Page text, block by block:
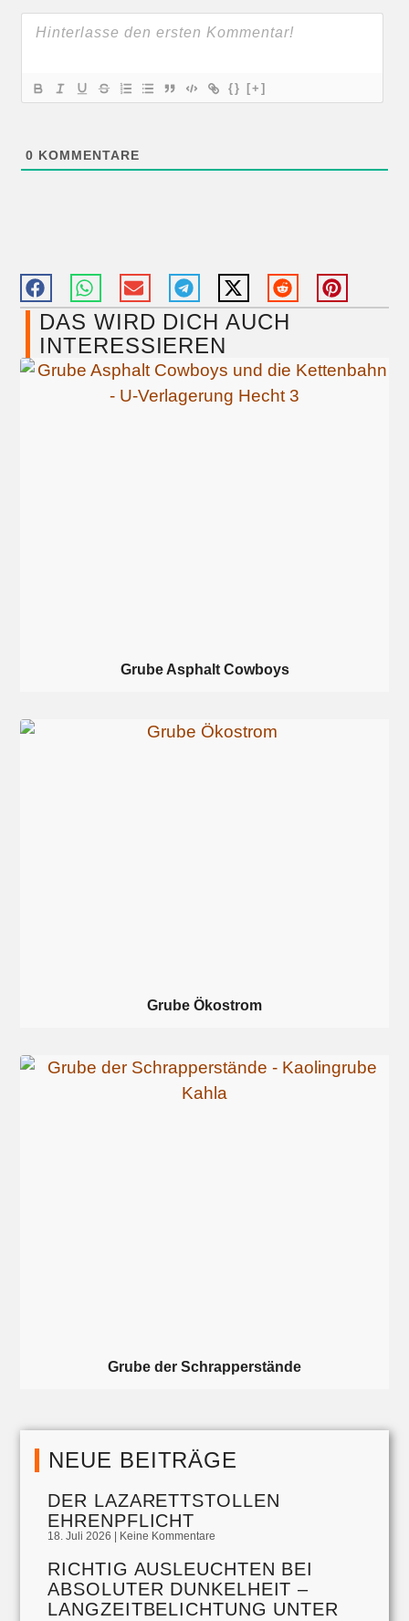
{} [+]
0 KOMMENTARE
DAS WIRD DICH AUCH
INTERESSIEREN​
Grube Asphalt Cowboys
Grube Ökostrom
Grube der Schrapperstände
NEUE BEITRÄGE
DER LAZARETTSTOLLEN
EHRENPFLICHT
18. Juli 2026 Keine Kommentare
RICHTIG AUSLEUCHTEN BEI
ABSOLUTER DUNKELHEIT –
LANGZEITBELICHTUNG UNTER